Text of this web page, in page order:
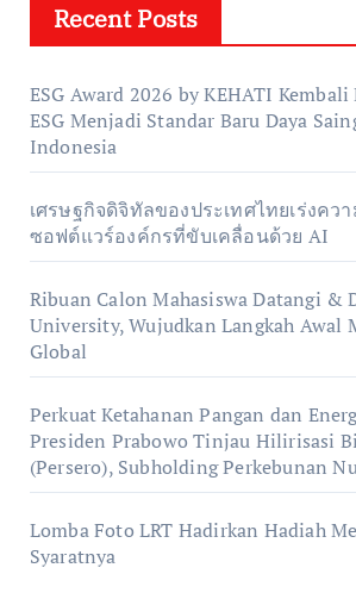
Recent Posts
ESG Award 2026 by KEHATI
ESG Menjadi Standar Baru Daya
Indonesia
เศรษฐกิจดิจิทัลของประเทศไทยเร่งคว
ซอฟต์แวร์องค์กรที่ขับเคลื่อนด้วย AI
Ribuan Calon Mahasiswa Datangi &
University, Wujudkan Langkah Awal
Global
Perkuat Ketahanan Pangan dan
Presiden Prabowo Tinjau Hilirisasi
(Persero), Subholding Perkebunan
Lomba Foto LRT Hadirkan Hadiah
Syaratnya